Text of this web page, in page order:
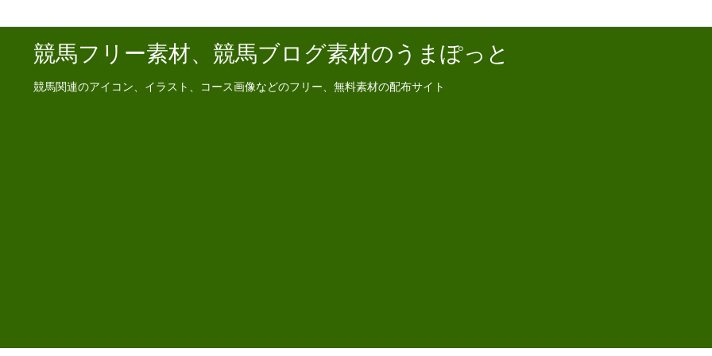
競馬フリー素材、競馬ブログ素材のうまぽっと
競馬関連のアイコン、イラスト、コース画像などのフリー、無料素材の配布サイト